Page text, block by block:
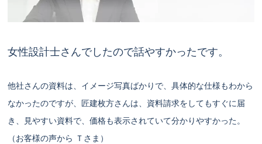
女性設計士さんでしたので話やすかったです。
他社さんの資料は、イメージ写真ばかりで、具体的な仕様もわから
なかったのですが、匠建枚方さんは、資料請求をしてもすぐに届
き、見やすい資料で、価格も表示されていて分かりやすかった。
（お客様の声から Ｔさま）